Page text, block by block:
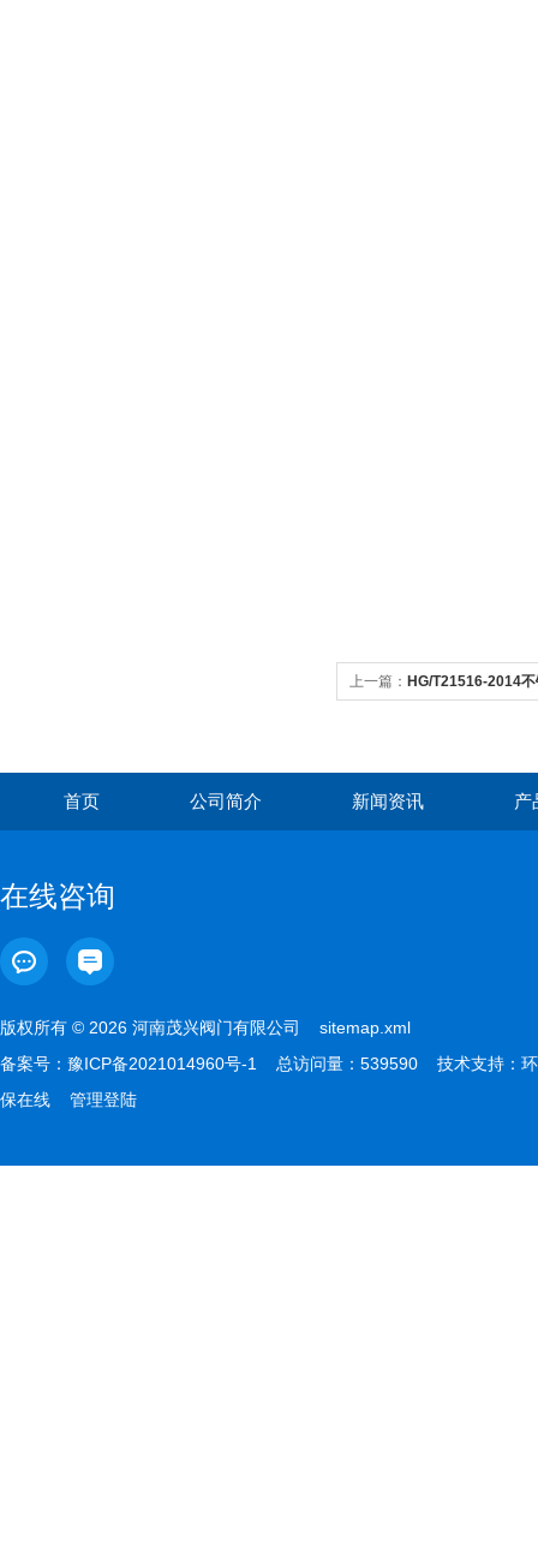
上一篇： HG/T21516-2014
首页 公司简介 新闻资讯 产
在线咨询
版权所有 © 2026 河南茂兴阀门有限公司 sitemap.xml
备案号： 豫ICP备2021014960号-1 总访问量：539590 技术支持： 环
保在线
管理登陆